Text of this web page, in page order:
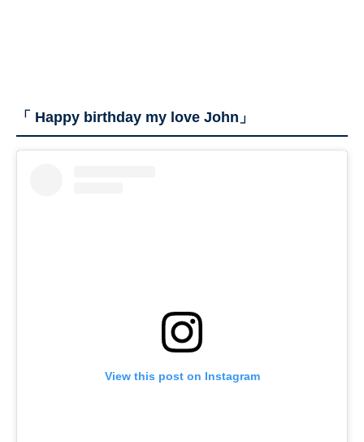
「 Happy birthday my love John」
View this post on Instagram